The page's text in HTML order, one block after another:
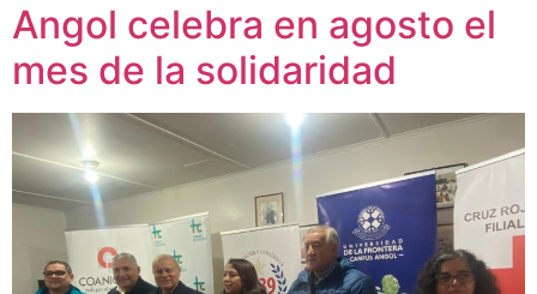
Angol celebra en agosto el
mes de la solidaridad